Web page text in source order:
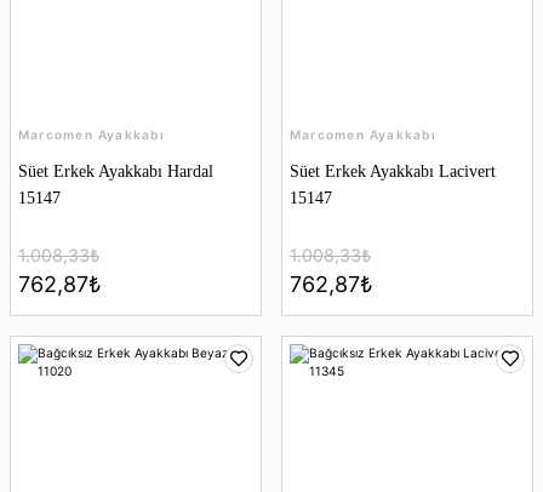
Marcomen Ayakkabı
Süet Erkek Ayakkabı Hardal
15147
762,87₺
1.008,33₺
Marcomen Ayakkabı
Süet Erkek Ayakkabı Lacivert
15147
762,87₺
1.008,33₺